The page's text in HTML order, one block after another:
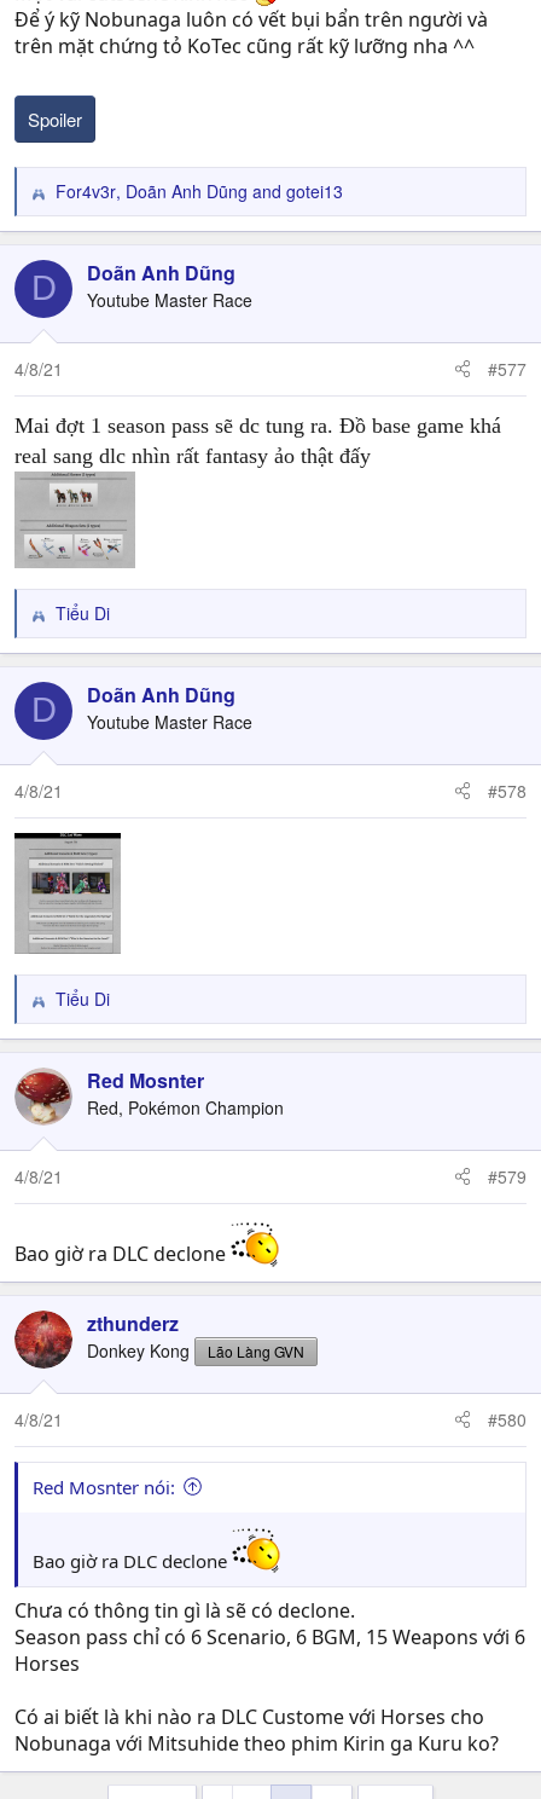
Để ý kỹ Nobunaga luôn có vết bụi bẩn trên người và
trên mặt chứng tỏ KoTec cũng rất kỹ lưỡng nha ^^
Spoiler
R
e
c
i
o
n
s
For4v3r, Doãn Anh Dũng and gotei13
D Doãn Anh Dũng
Youtube Master Race
4/8/21 #577
Mai đợt 1 season pass sẽ dc tung ra. Đồ base game khá
real sang dlc nhìn rất fantasy ảo thật đấy
R
e
c
i
o
n
s
:
Tiểu Di
D Doãn Anh Dũng
Youtube Master Race
4/8/21 #578
R
e
c
t
i
o
n
s
Tiểu Di
Red Mosnter
Red, Pokémon Champion
4/8/21 #579
Bao giờ ra DLC declone
zthunderz
Donkey Kong Lão Làng GVN
4/8/21 #580
Red Mosnter nói:
Bao giờ ra DLC declone
Chưa có thông tin gì là sẽ có declone.
Season pass chỉ có 6 Scenario, 6 BGM, 15 Weapons với 6
Horses
Có ai biết là khi nào ra DLC Custome với Horses cho
Nobunaga với Mitsuhide theo phim Kirin ga Kuru ko?